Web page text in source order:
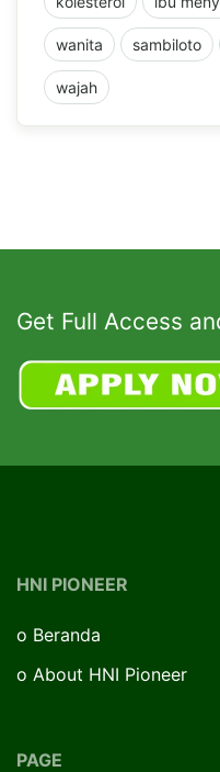
wanita sambiloto
wajah
Get Full Access
HNI PIONEER
o Beranda
o About HNI Pioneer
PAGE